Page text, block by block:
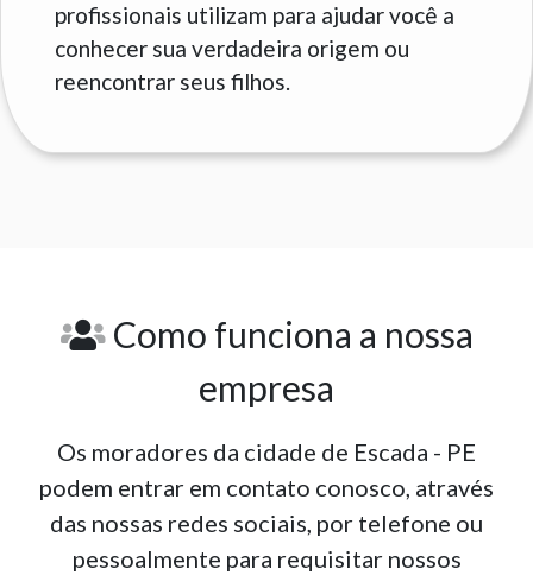
profissionais utilizam para ajudar você a
conhecer sua verdadeira origem ou
reencontrar seus filhos.
Como funciona a nossa
empresa
Os moradores da cidade de Escada - PE
podem entrar em contato conosco, através
das nossas redes sociais, por telefone ou
pessoalmente para requisitar nossos